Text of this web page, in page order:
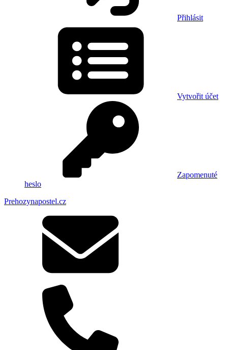
Přihlásit
Vytvořit účet
Zapomenuté
heslo
Prehozynapostel.cz